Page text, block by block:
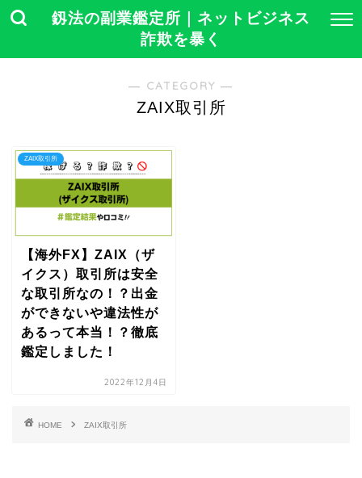
釼法の副業鑑定所｜ネットビジネス
詐欺を暴く
― CATEGORY ―
ZAIX取引所
ZAIX取引所
【海外FX】ZAIX（ザ
イクス）取引所は安全
な取引所なの！？出金
ができないや違法性が
あるって本当！？徹底
鑑定しました！
2022年12月4日
HOME ZAIX取引所